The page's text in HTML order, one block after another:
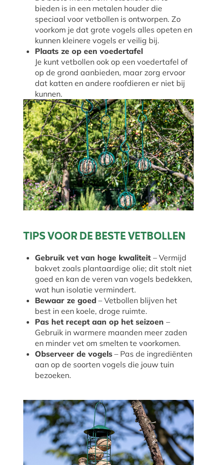
bieden is in een metalen houder die
speciaal voor vetbollen is ontworpen. Zo
voorkom je dat grote vogels alles opeten en
kunnen kleinere vogels er veilig bij.
Plaats ze op een voedertafel
Je kunt vetbollen ook op een voedertafel of
op de grond aanbieden, maar zorg ervoor
dat katten en andere roofdieren er niet bij
kunnen.
TIPS VOOR DE BESTE VETBOLLEN
Gebruik vet van hoge kwaliteit – Vermijd
bakvet zoals plantaardige olie; dit stolt niet
goed en kan de veren van vogels bedekken,
wat hun isolatie vermindert.
Bewaar ze goed – Vetbollen blijven het
best in een koele, droge ruimte.
Pas het recept aan op het seizoen –
Gebruik in warmere maanden meer zaden
en minder vet om smelten te voorkomen.
Observeer de vogels – Pas de ingrediënten
aan op de soorten vogels die jouw tuin
bezoeken.